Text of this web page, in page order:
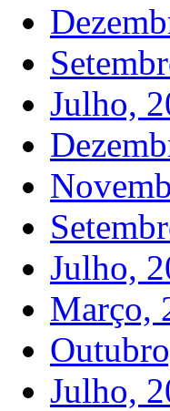
Julho,
Julho,
Março,
Julho,